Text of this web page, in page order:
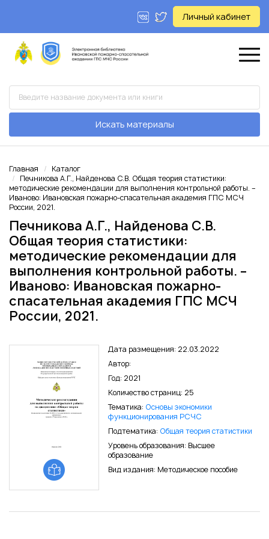
Личный кабинет
Искать материалы
Главная
Каталог
Печникова А.Г., Найденова С.В. Общая теория статистики:
методические рекомендации для выполнения контрольной работы. –
Иваново: Ивановская пожарно-спасательная академия ГПС МСЧ
России, 2021.
Печникова А.Г., Найденова С.В.
Общая теория статистики:
методические рекомендации для
выполнения контрольной работы. –
Иваново: Ивановская пожарно-
спасательная академия ГПС МСЧ
России, 2021.
Дата размещения: 22.03.2022
Автор:
Год: 2021
Количество страниц: 25
Тематика: Основы экономики
функционирования РСЧС
Подтематика: Общая теория статистики
Уровень образования: Высшее
образование
Вид издания: Методическое пособие